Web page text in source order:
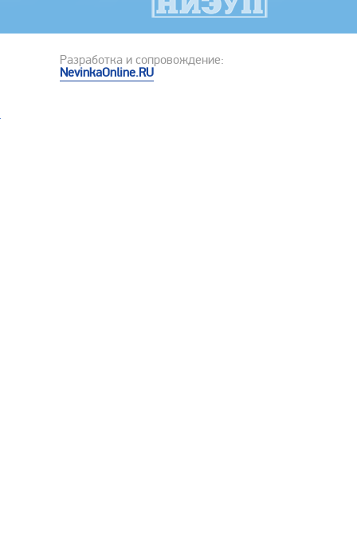
Разработка и сопровождение:
NevinkaOnline.RU